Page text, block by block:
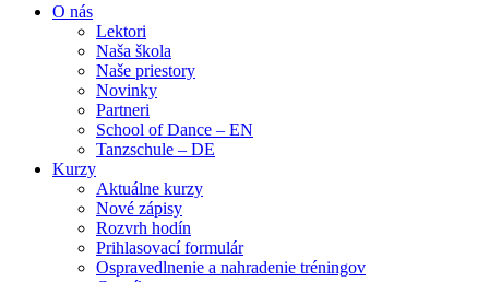
O nás
Lektori
Naša škola
Naše priestory
Novinky
Partneri
School of Dance – EN
Tanzschule – DE
Kurzy
Aktuálne kurzy
Nové zápisy
Rozvrh hodín
Prihlasovací formulár
Ospravedlnenie a nahradenie tréningov